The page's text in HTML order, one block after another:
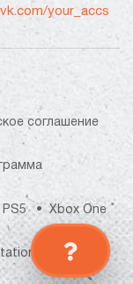
your_accs
соглашение
PS5
Xbox One